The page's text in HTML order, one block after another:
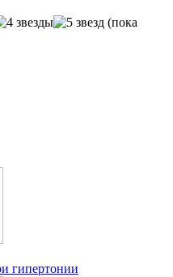
(пока
гипертонии